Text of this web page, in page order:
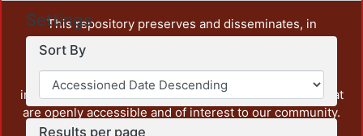
Settings
Sort By
Results per page
This repository preserves and disseminates, in
unrestricted open access, the teaching and research
output of UAM Azcapotzalco. It also includes some
administrative and graphic documents from the
institution, as well as content from other institutions that
are openly accessible and of interest to our community.